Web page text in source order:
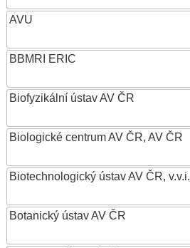
AVU
BBMRI ERIC
Biofyzikální ústav AV ČR
Biologické centrum AV ČR, AV ČR
Biotechnologický ústav AV ČR, v.v.i.
Botanický ústav AV ČR